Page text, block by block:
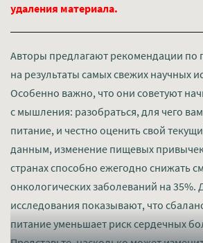
удаления материала.
Авторы предлагают рекомендации по
на результаты самых свежих научных
Особенно важно, что они советуют
с мышления: разобраться, для чего
питание, и честно оценить свой
данным, изменение пищевых
странах способно ежегодно снижать
онкологических заболеваний на 35%.
исследования показывают, что
питание уменьшает риск сердечных